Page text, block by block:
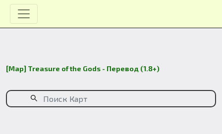
[Map] Treasure of the Gods - Перевод (1.8+)